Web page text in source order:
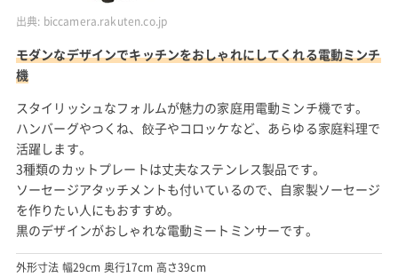
出典: biccamera.rakuten.co.jp
モダンなデザインでキッチンをおしゃれにしてくれる電動ミンチ
機
スタイリッシュなフォルムが魅力の家庭用電動ミンチ機です。
ハンバーグやつくね、餃子やコロッケなど、あらゆる家庭料理で
活躍します。
3種類のカットプレートは丈夫なステンレス製品です。
ソーセージアタッチメントも付いているので、自家製ソーセージ
を作りたい人にもおすすめ。
黒のデザインがおしゃれな電動ミートミンサーです。
外形寸法 幅29cm 奥行17cm 高さ39cm